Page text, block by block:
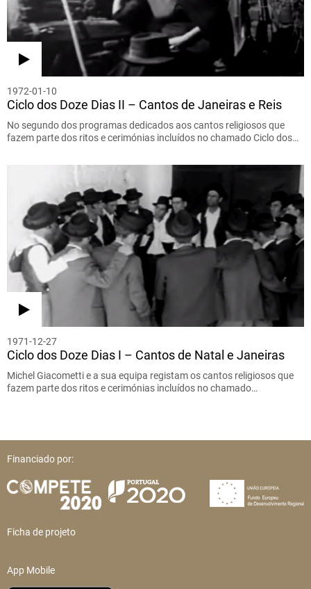
1972-01-10
Ciclo dos Doze Dias II – Cantos de Janeiras e Reis
No segundo dos programas dedicados aos cantos religiosos que
fazem parte dos ritos e cerimónias incluídos no chamado Ciclo dos…
1971-12-27
Ciclo dos Doze Dias I – Cantos de Natal e Janeiras
Michel Giacometti e a sua equipa registam os cantos religiosos que
fazem parte dos ritos e cerimónias incluídos no chamado…
Financiado por:
Ficha de projeto
App Mobile